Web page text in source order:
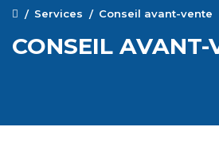
Services Conseil avant-vente
CONSEIL AVANT-